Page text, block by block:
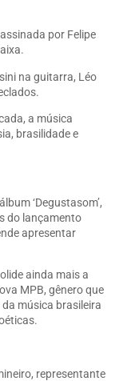
por Felipe
na guitarra, Léo
a música
brasilidade e
‘Degustasom’,
do lançamento
apresentar
ainda mais a
MPB, gênero que
música brasileira
representante